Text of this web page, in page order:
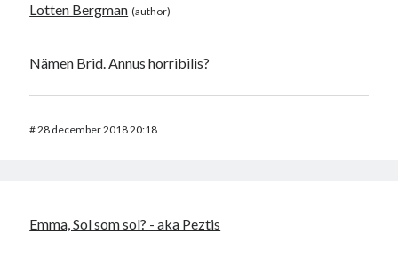
Lotten Bergman
Nämen Brid. Annus horribilis?
#28 december 2018 20:18
Emma, Sol som sol? - aka Peztis